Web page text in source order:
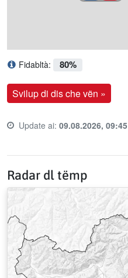
Fidabltà: 80%
Svilup di dis che vën »
Last update time:
Update ai: 09.08.2026, 09:45
Radar dl tëmp